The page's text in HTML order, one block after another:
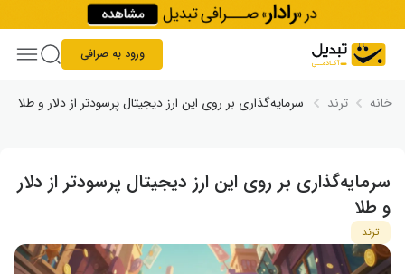
Skip to content
ورود به صرافی
خانه ترند سرمایه‌گذاری بر روی این ارز دیجیتال پرسودتر از دلار و طلا
سرمایه‌گذاری بر روی این ارز دیجیتال پرسودتر از دلار
و طلا
ترند